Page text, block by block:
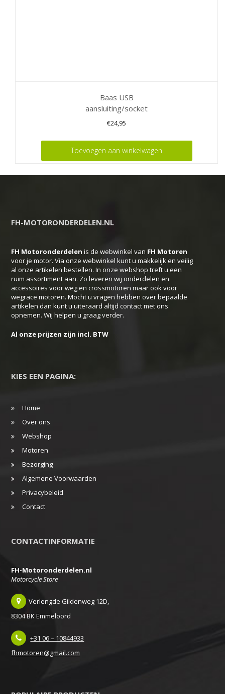
Baas USB
aansluiting/socket
€24,95
Toevoegen aan winkelwagen
FH-MOTORONDERDELEN.NL
FH Motoronderdelen is de webwinkel van FH Motoren
voor je motor. Via onze webwinkel kunt u makkelijk en veilig
al onze artikelen bestellen. In onze webshop treft u een
ruim assortiment aan. Zo leveren wij onderdelen en
accessoires voor weg en crossmotoren maar ook voor
wegrace motoren. Mocht u vragen hebben over bepaalde
artikelen dan kunt u uiteraard altijd contact met ons
opnemen. Wij helpen u graag verder.
Al onze prijzen zijn incl. BTW
KIES EEN PAGINA:
Home
Over ons
Webshop
Motoren
Bezorging
Algemene Voorwaarden
Privacybeleid
Contact
CONTACTINFORMATIE
FH-Motoronderdelen.nl
Motorcycle Store
Verlengde Gildenweg 12D,
8304 BK Emmeloord
+31 06 – 10844933
fhmotoren@gmail.com